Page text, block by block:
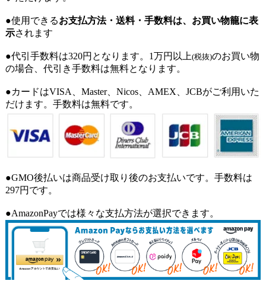
●使用できるお支払方法・送料・手数料は、お買い物籠に表
示されます
●代引手数料は320円となります。1万円以上(税抜)のお買い物
の場合、代引き手数料は無料となります。
●カードはVISA、Master、Nicos、AMEX、JCBがご利用いた
だけます。手数料は無料です。
●GMO後払いは商品受け取り後のお支払いです。手数料は
297円です。
●AmazonPayでは様々な支払方法が選択できます。